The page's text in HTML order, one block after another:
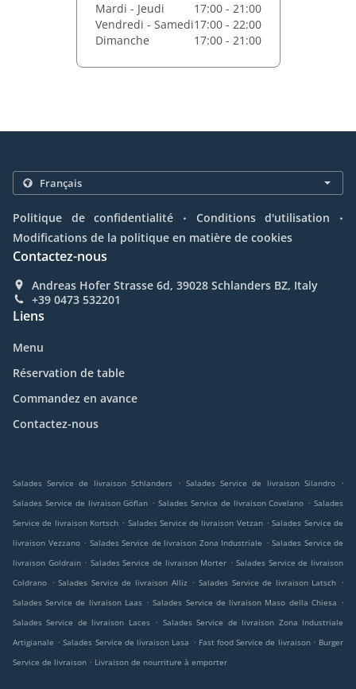
Mardi - Jeudi
17:00 - 21:00
Vendredi - Samedi17:00 - 22:00
Dimanche
17:00 - 21:00
Politique de confidentialité . Conditions d'utilisation .
Modifications de la politique en matière de cookies
Contactez-nous
Andreas Hofer Strasse 6d, 39028 Schlanders BZ, Italy
+39 0473 532201
Liens
Menu
Réservation de table
Commandez en avance
Contactez-nous
Salades Service de livraison Schlanders . Salades Service de livraison Silandro
.
Salades Service de livraison Göflan . Salades Service de livraison Covelano . Salades
Service de livraison Kortsch . Salades Service de livraison Vetzan . Salades Service de
livraison Vezzano . Salades Service de livraison Zona Industriale . Salades Service de
livraison Goldrain . Salades Service de livraison Morter . Salades Service de livraison
Coldrano . Salades Service de livraison Alliz . Salades Service de livraison Latsch .
Salades Service de livraison Laas . Salades Service de livraison Maso della Chiesa .
Salades Service de livraison Laces . Salades Service de livraison Zona Industriale
Artigianale . Salades Service de livraison Lasa . Fast food Service de livraison . Burger
Service de livraison . Livraison de nourriture à emporter